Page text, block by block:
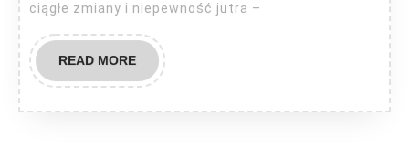
ciągłe zmiany i niepewność jutra –
READ MOREREAD
MORE